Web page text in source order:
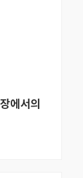
에서의